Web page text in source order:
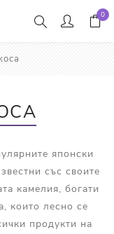
0
японски
със своите
камелия, богати
които лесно се
продукти на